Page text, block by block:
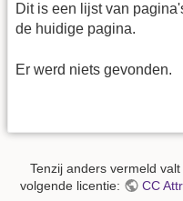
Dit is een lijst van
de huidige pagina.
Er werd niets gevonden.
Tenzij anders vermeld
volgende licentie:
CC